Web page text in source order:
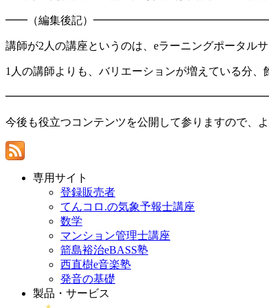
━━（編集後記）
講師が2人の講座というのは、eラーニングポータル
1人の講師よりも、バリエーションが増えている分、
今後も役立つコンテンツを公開して参りますので、
専用サイト
登録販売者
てんコロ.の気象予報士講座
数学
マンション管理士講座
箭島裕治eBASS塾
西直樹e音楽塾
発音の基礎
製品・サービス